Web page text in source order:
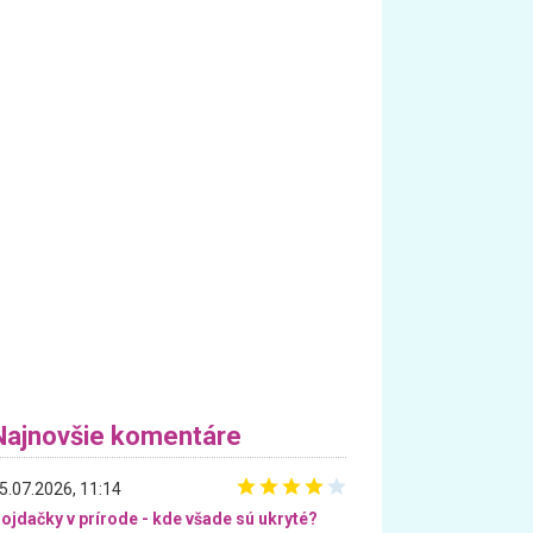
komentáre
11:14
v prírode - kde všade sú ukryté?